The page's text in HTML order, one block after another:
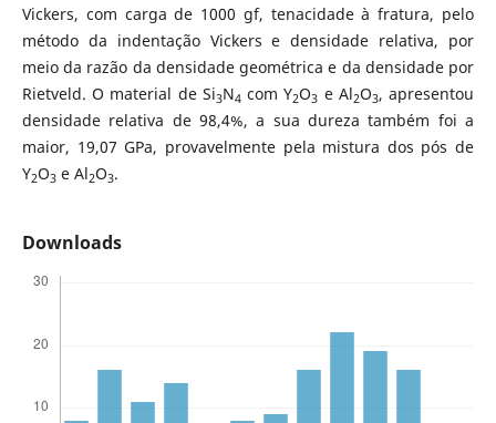
Vickers, com carga de 1000 gf, tenacidade à fratura, pelo
método da indentação Vickers e densidade relativa, por
meio da razão da densidade geométrica e da densidade por
Rietveld. O material de Si3N4 com Y2O3 e Al2O3, apresentou
densidade relativa de 98,4%, a sua dureza também foi a
maior, 19,07 GPa, provavelmente pela mistura dos pós de
Y2O3 e Al2O3.
Downloads